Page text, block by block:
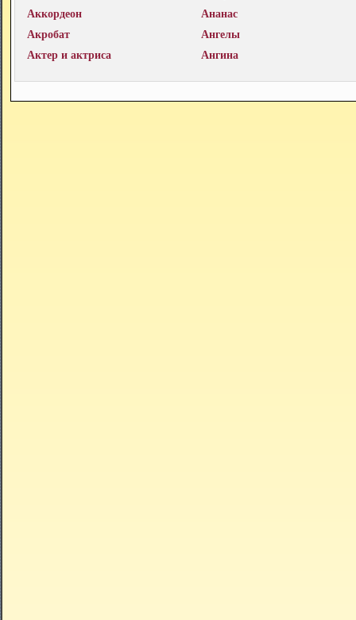
Аккордеон
Акробат
Актер и актриса
Ананас
Ангелы
Ангина